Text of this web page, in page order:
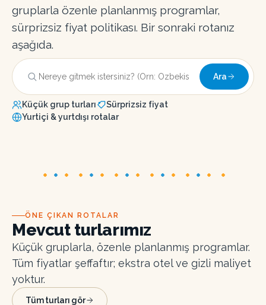
gruplarla özenle planlanmış programlar,
sürprizsiz fiyat politikası. Bir sonraki rotanız
aşağıda.
Ara
Küçük grup turları
Sürprizsiz fiyat
Yurtiçi & yurtdışı rotalar
ÖNE ÇIKAN ROTALAR
Mevcut turlarımız
Küçük gruplarla, özenle planlanmış programlar.
Tüm fiyatlar şeffaftır; ekstra otel ve gizli maliyet
yoktur.
Tüm turları gör